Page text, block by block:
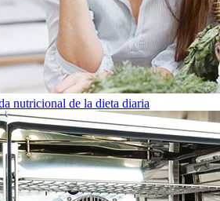
nutricional de la dieta diaria